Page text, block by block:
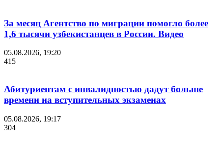
За месяц Агентство по миграции помогло более
1,6 тысячи узбекистанцев в России. Видео
05.08.2026, 19:20
415
Абитуриентам с инвалидностью дадут больше
времени на вступительных экзаменах
05.08.2026, 19:17
304